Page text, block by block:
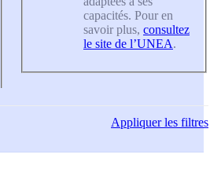
capacités. Pour en
savoir plus, consultez
le site de l’UNEA.
Appliquerles filtres